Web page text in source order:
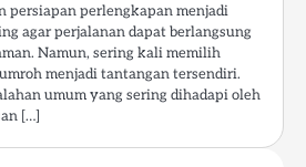
persiapan perlengkapan menjadi
agar perjalanan dapat berlangsung
Namun, sering kali memilih
menjadi tantangan tersendiri.
umum yang sering dihadapi oleh
[…]